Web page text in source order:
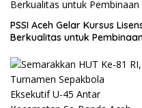
PSSI Aceh Gelar Kursus
Berkualitas untuk